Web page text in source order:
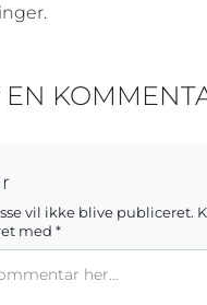
EN
vil ikke blive publiceret.
med *